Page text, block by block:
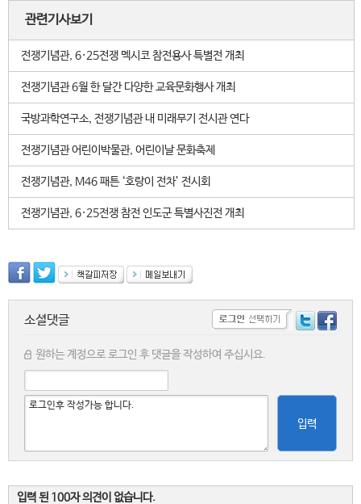
관련기사보기
전쟁기념관, 6·25전쟁 멕시코 참전용사 특별전 개최
전쟁기념관 6월 한 달간 다양한 교육문화행사 개최
국방과학연구소, 전쟁기념관 내 미래무기 전시관 연다
전쟁기념관 어린이박물관, 어린이날 문화축제
전쟁기념관, M46 패튼 ‘호랑이 전차’ 전시회
전쟁기념관, 6·25전쟁 참전 인도군 특별사진전 개최
소셜댓글
원하는 계정으로 로그인 후 댓글을 작성하여 주십시요.
입력
입력 된 100자 의견이 없습니다.